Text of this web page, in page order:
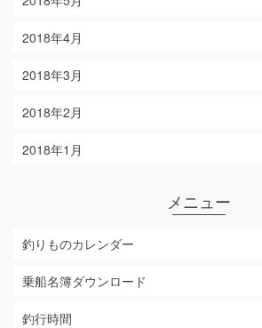
2018年4月
2018年3月
2018年2月
2018年1月
メニュー
釣りものカレンダー
乗船名簿ダウンロード
釣行時間